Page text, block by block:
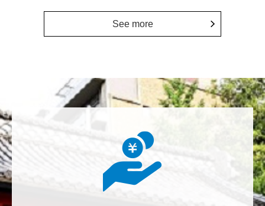
る。 植物、素晴らしい。 世界の学会でも、子供たち
にも、植物の素晴らしさ、凄さを伝えていってほし
美味しいお寿司、刺身、美味しい魚、美味しい日本
も未来永劫 美味しいお寿司、刺身、日本米を子供た
ち、孫たち、子々孫々へ <国際水産研究教育基金>
See more